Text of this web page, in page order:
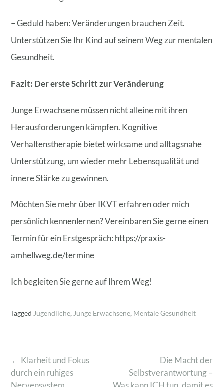
– Geduld haben: Veränderungen brauchen Zeit.
Unterstützen Sie Ihr Kind auf seinem Weg zur mentalen
Gesundheit.
Fazit: Der erste Schritt zur Veränderung
Junge Erwachsene müssen nicht alleine mit ihren
Herausforderungen kämpfen. Kognitive
Verhaltenstherapie bietet wirksame und alltagsnahe
Unterstützung, um wieder mehr Lebensqualität und
innere Stärke zu gewinnen.
Möchten Sie mehr über IKVT erfahren oder mich
persönlich kennenlernen? Vereinbaren Sie gerne einen
Termin für ein Erstgespräch: https://praxis-
amhellweg.de/termine
Ich begleiten Sie gerne auf Ihrem Weg!
Tagged Jugendliche,Junge Erwachsene, Mentale Gesundheit
Post
navigation
Die Macht der
Selbstverantwortung –
← Klarheit und Fokus
durch ein ruhiges